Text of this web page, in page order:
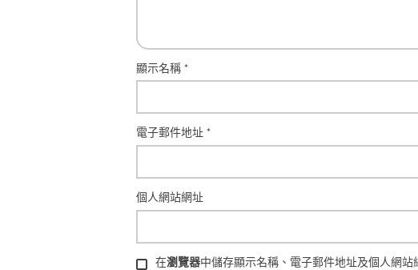
顯示名稱 *
電子郵件地址 *
個人網站網址
在瀏覽器中儲存顯示名稱、電子郵件地址及個人網站